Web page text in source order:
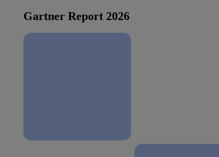
Gartner Report 2026